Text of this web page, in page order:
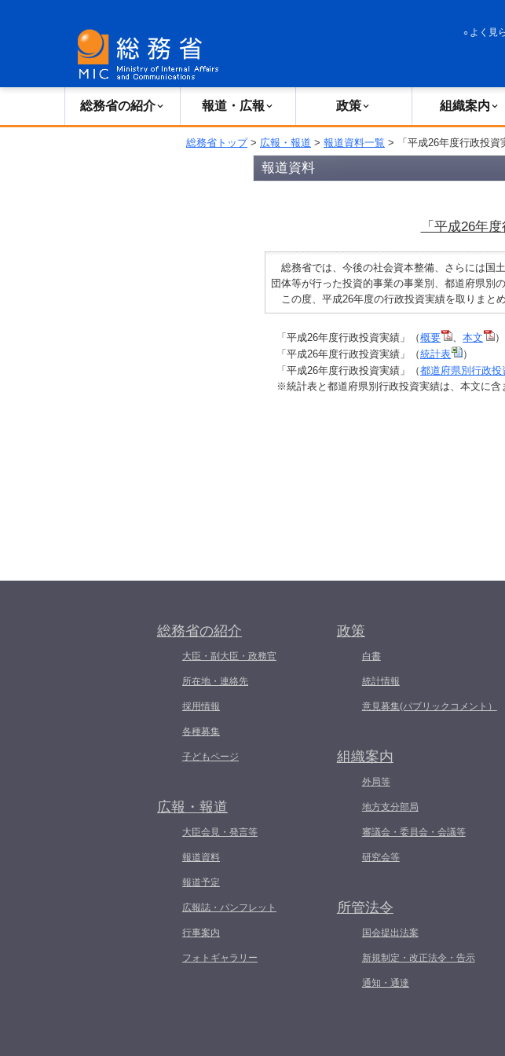
よく見
総務省の紹介 報道・広報 政策 組織案内
総務省トップ> 広報・報道 > 報道資料一覧 > 「平成26年度行政投資
報道資料
「平成26年
総務省では、今後の社会資本整備、さらには国
団体等が行った投資的事業の事業別、都道府県別
この度、平成26年度の行政投資実績を取りまと
「平成26年度行政投資実績」（概要 、 本文
）
「平成26年度行政投資実績」（統計表
）
「平成26年度行政投資実績」（都道府県別行政投
※統計表と都道府県別行政投資実績は、本文に含
総務省の紹介
大臣・副大臣・政務官
所在地・連絡先
採用情報
各種募集
子どもページ
広報・報道
大臣会見・発言等
報道資料
報道予定
広報誌・パンフレット
行事案内
フォトギャラリー
政策
白書
統計情報
意見募集(パブリックコメント）
組織案内
外局等
地方支分部局
審議会・委員会・会議等
研究会等
所管法令
国会提出法案
新規制定・改正法令・告示
通知・通達